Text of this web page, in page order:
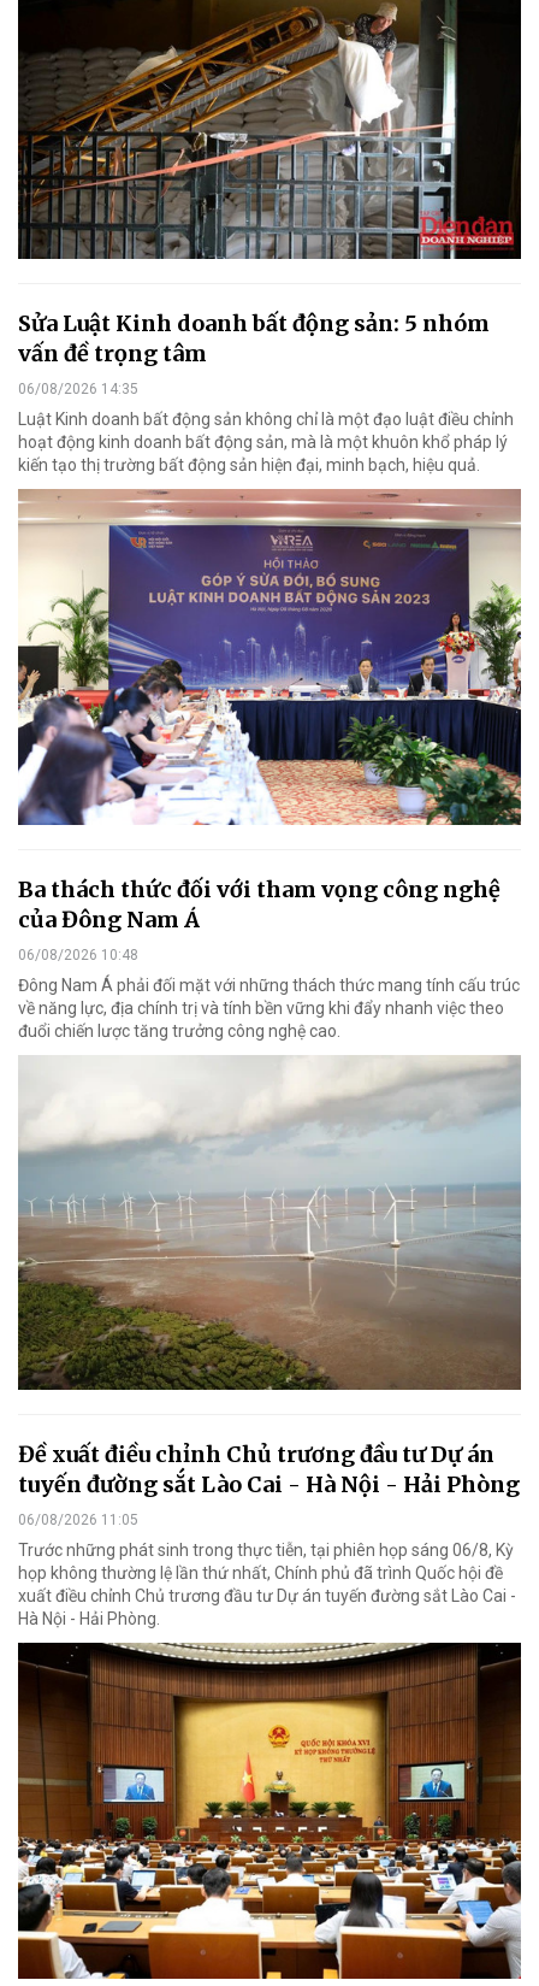
Sửa Luật Kinh doanh bất động sản: 5 nhóm
vấn đề trọng tâm
06/08/2026 14:35
Luật Kinh doanh bất động sản không chỉ là một đạo luật điều chỉnh
hoạt động kinh doanh bất động sản, mà là một khuôn khổ pháp lý
kiến tạo thị trường bất động sản hiện đại, minh bạch, hiệu quả.
Ba thách thức đối với tham vọng công nghệ
của Đông Nam Á
06/08/2026 10:48
Đông Nam Á phải đối mặt với những thách thức mang tính cấu trúc
về năng lực, địa chính trị và tính bền vững khi đẩy nhanh việc theo
đuổi chiến lược tăng trưởng công nghệ cao.
Đề xuất điều chỉnh Chủ trương đầu tư Dự án
tuyến đường sắt Lào Cai - Hà Nội - Hải Phòng
06/08/2026 11:05
Trước những phát sinh trong thực tiễn, tại phiên họp sáng 06/8, Kỳ
họp không thường lệ lần thứ nhất, Chính phủ đã trình Quốc hội đề
xuất điều chỉnh Chủ trương đầu tư Dự án tuyến đường sắt Lào Cai -
Hà Nội - Hải Phòng.